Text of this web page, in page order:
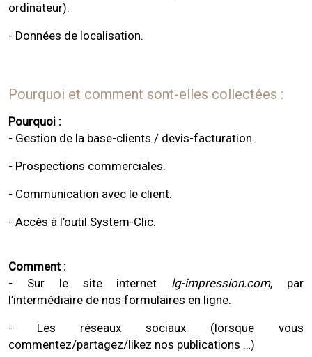
ordinateur).
- Données de localisation.
Pourquoi et comment sont-elles collectées :
Pourquoi :
- Gestion de la base-clients / devis-facturation.
- Prospections commerciales.
- Communication avec le client.
- Accès à l’outil System-Clic.
Comment :
- Sur le site internet lg-impression.com, par
l’intermédiaire de nos formulaires en ligne.
- Les réseaux sociaux (lorsque vous
commentez/partagez/likez nos publications …)